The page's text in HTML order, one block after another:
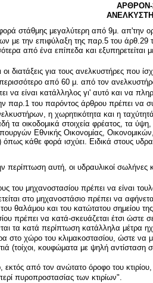
ΑΡΘΡΟΝ-
στάθμης μεγαλύτερη από 9μ.
με την επιφύλαξη της παρ.5 του άρθ.29
από ένα επίπεδα και
διατάξεις για τους ανελκυστήρες
από 60 μ. από τον
να είναι κατάλληλος γι' αυτό και να
του παρόντος άρθρου πρέπει να
η χωρητικότητα και η
οικοδομικά στοιχεία φρέατος, τα
Εθνικής Οικονομίας, Οικονομικών,
κάθε φορά ισχύει. Ειδικά στους
αυτή, οι υδραυλικοί
του μηχανοστασίου πρέπει να είναι
στο μηχανοστάσιο πρέπει να
θαλάμου και του κατώτατου σημείου
πρέπει να κατά-σκευάζεται έτσι
τα κατά περίπτωση κατάλληλα
χώρο του κλιμακοστασίου, ώστε να μη
(τοίχοι, κουφώματα με ψηλή
από τον ανώτατο όροφο του
πυροπροστασίας των κτιρίων".